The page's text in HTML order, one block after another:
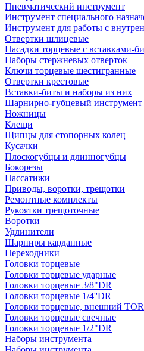
Пневматический инструмент
Инструмент специального
Инструмент для работы с
Отвертки шлицевые
Насадки торцевые с вставками-
Наборы стержневых отверток
Ключи торцевые шестигранные
Отвертки крестовые
Вставки-биты и наборы из них
Шарнирно-губцевый инструмент
Ножницы
Клещи
Щипцы для стопорных колец
Кусачки
Плоскогубцы и длинногубцы
Бокорезы
Пассатижи
Приводы, воротки, трещотки
Ремонтные комплекты
Рукоятки трещоточные
Воротки
Удлинители
Шарниры карданные
Переходники
Головки торцевые
Головки торцевые ударные
Головки торцевые 3/8"DR
Головки торцевые 1/4''DR
Головки торцевые, внешний
Головки торцевые свечные
Головки торцевые 1/2"DR
Наборы инструмента